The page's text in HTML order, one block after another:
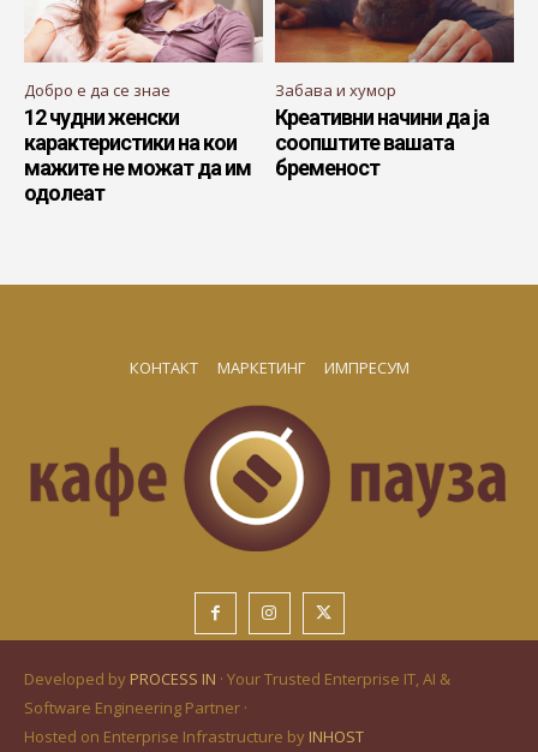
Добро е да се знае
12 чудни женски
карактеристики на кои
мажите не можат да им
одолеат
Забава и хумор
Креативни начини да ја
соопштите вашата
бременост
КОНТАКТ МАРКЕТИНГ ИМПРЕСУМ
Developed by PROCESS IN · Your Trusted Enterprise IT, AI &
Software Engineering Partner ·
Hosted on Enterprise Infrastructure by INHOST